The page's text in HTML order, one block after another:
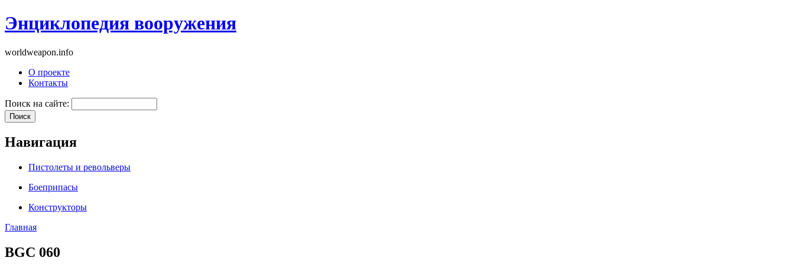
Энциклопедия вооружения
worldweapon.info
О проекте
Контакты
Поиск на сайте:
Навигация
Пистолеты и револьверы
Боеприпасы
Конструкторы
Главная
BGC 060